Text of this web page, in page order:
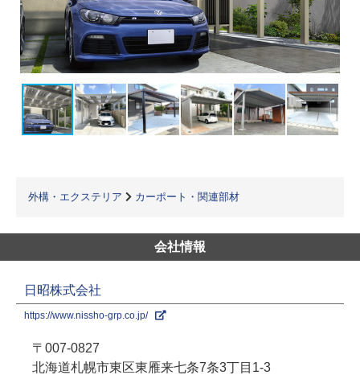
外構・エクステリア カーポート・関連部材
会社情報
日昭株式会社
https://www.nissho-grp.co.jp/
〒007-0827
北海道札幌市東区東雁来七条7条3丁目1-3